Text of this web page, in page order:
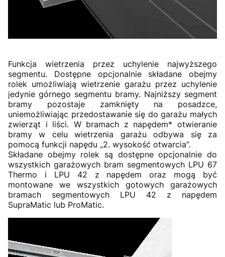
Funkcja wietrzenia przez uchylenie najwyższego
segmentu. Dostępne opcjonalnie składane obejmy
rolek umożliwiają wietrzenie garażu przez uchylenie
jedynie górnego segmentu bramy. Najniższy segment
bramy pozostaje zamknięty na posadzce,
uniemożliwiając przedostawanie się do garażu małych
zwierząt i liści. W bramach z napędem* otwieranie
bramy w celu wietrzenia garażu odbywa się za
pomocą funkcji napędu „2. wysokość otwarcia”.
Składane obejmy rolek są dostępne opcjonalnie do
wszystkich garażowych bram segmentowych LPU 67
Thermo i LPU 42 z napędem oraz mogą być
montowane we wszystkich gotowych garażowych
bramach segmentowych LPU 42 z napędem
SupraMatic lub ProMatic.